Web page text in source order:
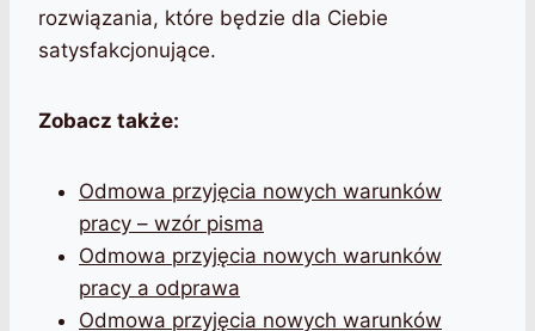
rozwiązania, które będzie dla Ciebie
satysfakcjonujące.
Zobacz także:
Odmowa przyjęcia nowych warunków
pracy – wzór pisma
Odmowa przyjęcia nowych warunków
pracy a odprawa
Odmowa przyjęcia nowych warunków